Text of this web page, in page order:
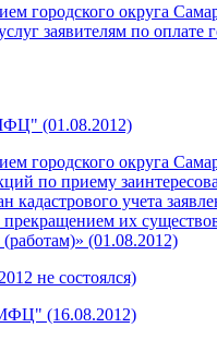
городского округа
заявителям по оплате
(01.08.2012)
городского округа
по приему
кадастрового учета
их
(01.08.2012)
не состоялся)
(16.08.2012)